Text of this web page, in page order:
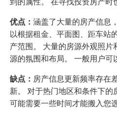
到的属性。 在寻找投资房产时
优点： 涵盖了大量的房产信息
以根据租金、平面图、距车站
产范围。 大量的房源外观照片
源的氛围和布局。 一般用户可
缺点： 房产信息更新频率存在
新。 对于热门地区和条件下的
可能需要一些时间才能搬入您